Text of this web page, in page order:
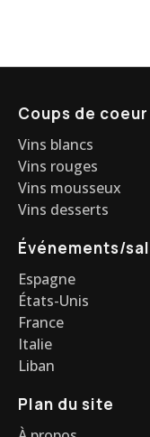
Coups de coeur
Vins blancs
Vins rouges
Vins mousseux
Vins desserts
Événements/
Espagne
États-Unis
France
Italie
Liban
Plan du site